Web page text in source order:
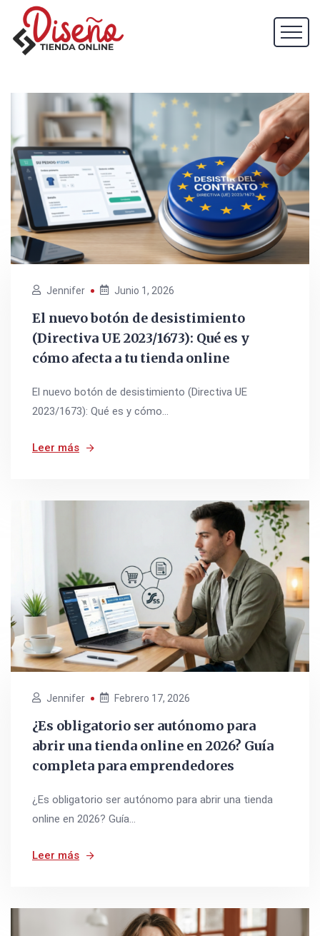
Jennifer Junio 1, 2026
El nuevo botón de desistimiento
(Directiva UE 2023/1673): Qué es y
cómo afecta a tu tienda online
El nuevo botón de desistimiento (Directiva UE
2023/1673): Qué es y cómo...
Leer más
Jennifer Febrero 17, 2026
¿Es obligatorio ser autónomo para
abrir una tienda online en 2026? Guía
completa para emprendedores
¿Es obligatorio ser autónomo para abrir una tienda
online en 2026? Guía...
Leer más